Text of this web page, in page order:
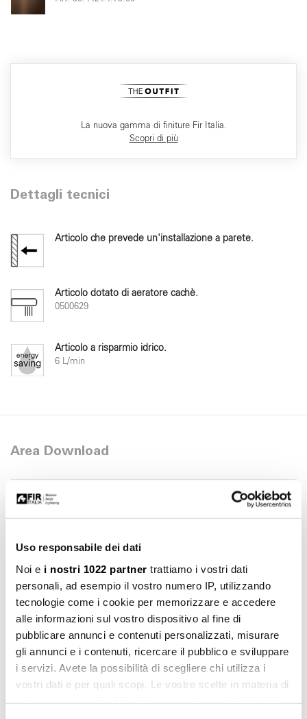
Uso responsabile dei dati
Noi e i nostri 1022 partner trattiamo i vostri dati
personali, ad esempio il vostro numero IP, utilizzando
tecnologie come i cookie per memorizzare e accedere
alle informazioni sul vostro dispositivo al fine di
pubblicare annunci e contenuti personalizzati, misurare
gli annunci e i contenuti, ricercare il pubblico e sviluppare
i servizi. Avete la possibilità di scegliere chi utilizza i
vostri dati e per quali scopi. Le vostre scelte in materia di
La nuova gamma di finiture Fir Italia.
Scopri di più
Dettagli tecnici
Articolo che prevede un'installazione a parete.
Articolo dotato di aeratore cachè.
0500629
Articolo a risparmio idrico.
6 L/min
Area Download
Manuale d'installazione
pdf 734.26 KB
Scarica
File 3d 3ds
3ds 219.17 KB
File 3d dwg
dwg 527.19 KB